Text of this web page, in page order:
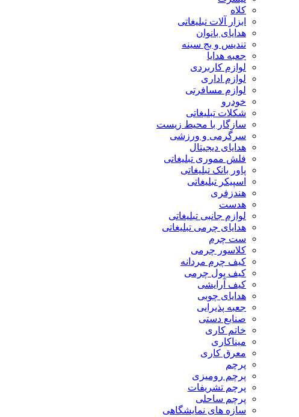
کلاه
ابزار آلات تبلیغاتی
هدایای بانوان
تندیس و بج سینه
جعبه هدایا
لوازم کاربردی
لوازم اداری
لوازم مسافرتی
خودرو
شکلات تبلیغاتی
سازگار با محیط زیست
سرگرمی و ورزشی
هدایای دیجیتال
فلش مموری تبلیغاتی
پاور بانک تبلیغاتی
اسپیکر تبلیغاتی
هندزفری
هدست
لوازم جانبی تبلیغاتی
هدایای چرمی تبلیغاتی
ست چرم
کلاسور چرمی
کیف چرم مردانه
کیف پول چرمی
کیف آرایشی
هدایای چوبی
جعبه پذیرایی
صنایع دستی
خاتم کاری
میناکاری
معرق کاری
پرچم
پرچم رومیزی
پرچم تشریفات
پرچم ساحلی
سازه های نمایشگاهی